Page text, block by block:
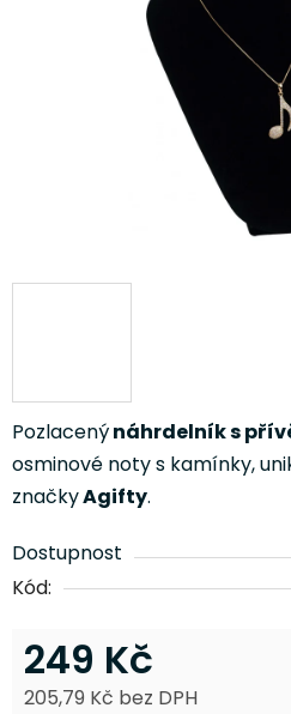
Pozlacenýnáhrdelník s
osminové noty s kamínky,
značkyAgifty.
Dostupnost
Kód:
249 Kč
205,79 Kč bez DPH